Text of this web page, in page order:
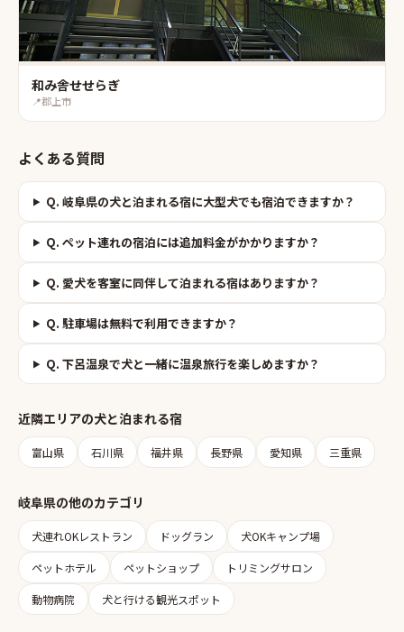
和み舎せせらぎ
📍郡上市
よくある質問
Q. 岐阜県の犬と泊まれる宿に大型犬でも宿泊できますか？
Q. ペット連れの宿泊には追加料金がかかりますか？
Q. 愛犬を客室に同伴して泊まれる宿はありますか？
Q. 駐車場は無料で利用できますか？
Q. 下呂温泉で犬と一緒に温泉旅行を楽しめますか？
近隣エリアの犬と泊まれる宿
富山県 石川県 福井県 長野県 愛知県 三重県
岐阜県の他のカテゴリ
犬連れOKレストラン ドッグラン 犬OKキャンプ場
ペットホテル ペットショップ トリミングサロン
動物病院 犬と行ける観光スポット